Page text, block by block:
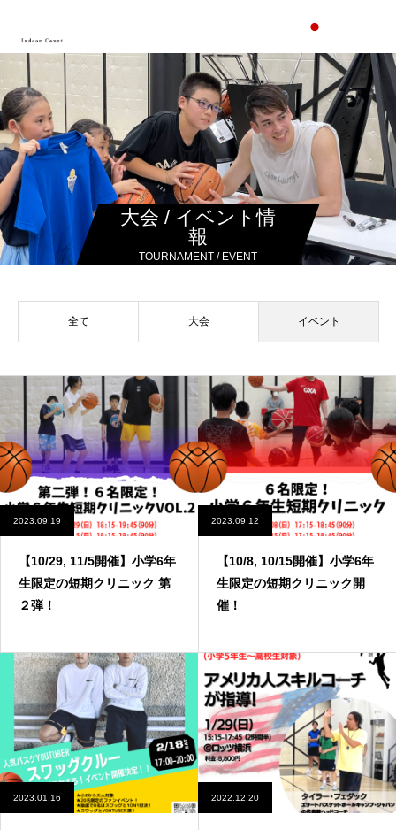
大会 / イベント情
報
TOURNAMENT / EVENT
全て 大会 イベント
2023.09.19
【10/29, 11/5開催】小学6年
生限定の短期クリニック 第
２弾！
2023.09.12
【10/8, 10/15開催】小学6年
生限定の短期クリニック開
催！
2023.01.16 2022.12.20